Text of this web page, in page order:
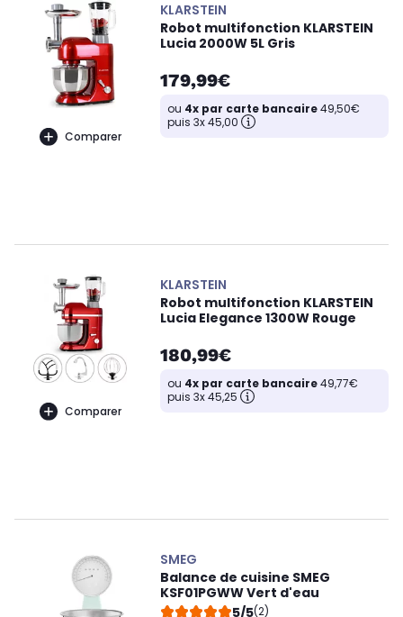
Comparer
KLARSTEIN
Robot multifonction KLARSTEIN
Lucia 2000W 5L Gris
179,99€
ou 4x par carte bancaire49,50€
puis 3x 45,00
Comparer
KLARSTEIN
Robot multifonction KLARSTEIN
Lucia Elegance 1300W Rouge
180,99€
ou 4x par carte bancaire49,77€
puis 3x 45,25
SMEG
Balance de cuisine SMEG
KSF01PGWW Vert d'eau
5/5(2)